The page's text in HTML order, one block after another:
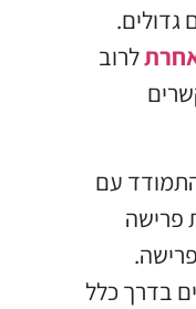
גדולים.
לרוב
עם
פרישה
בדרך כלל